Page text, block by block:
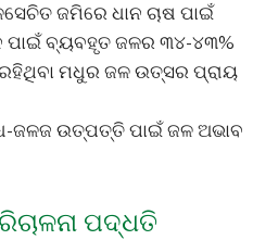
ଜମିରେ ଧାନ ଚାଷ ପାଇଁ
ବ୍ୟବହୃତ ଜଳର ୩୪-୪୩%
ମଧୁର ଜଳ ଉତ୍ସର ପ୍ରାୟ
ଜଳଜ ଉତ୍ପତ୍ତି ପାଇଁ ଜଳ ଅଭାବ
ପଦ୍ଧତି